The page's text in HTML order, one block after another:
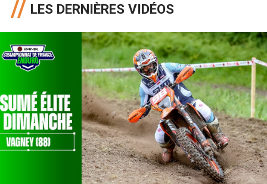
LES DERNIÈRES VIDÉOS